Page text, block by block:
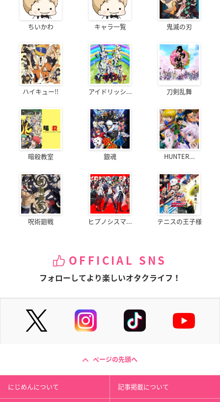
ちいかわ キャラ一覧 鬼滅の刃
ハイキュー!! アイドリッシ... 刀剣乱舞
暗殺教室 銀魂 HUNTER...
呪術廻戦 ヒプノシスマ... テニスの王子様
OFFICIAL SNS
フォローしてより楽しいオタクライフ！
ページの先頭へ
にじめんについて 記事掲載について